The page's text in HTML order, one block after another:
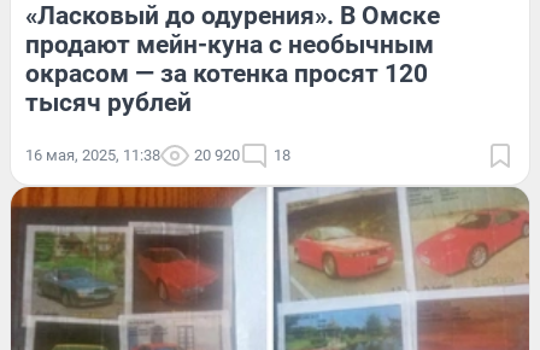
«Ласковый до одурения». В Омске
продают мейн-куна с необычным
окрасом — за котенка просят 120
тысяч рублей
16 мая, 2025, 11:38 20 920 18